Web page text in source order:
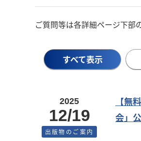
ご質問等は各詳細ページ下部
すべて表示
【無
会」
2025
12/19
出版物のご案内